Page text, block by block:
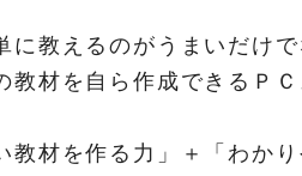
に教えるのがうまいだけ
教材を自ら作成できるＰ
教材を作る力」＋「わか